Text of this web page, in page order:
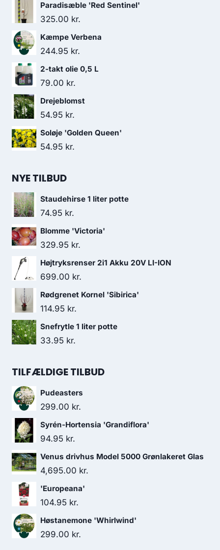
Paradisæble 'Red Sentinel'
325.00 kr.
Kæmpe Verbena
244.95 kr.
2-takt olie 0,5 L
79.00 kr.
Drejeblomst
54.95 kr.
Soløje 'Golden Queen'
54.95 kr.
NYE TILBUD
Staudehirse 1 liter potte
74.95 kr.
Blomme 'Victoria'
329.95 kr.
Højtryksrenser 2i1 Akku 20V LI-ION
699.00 kr.
Rødgrenet Kornel 'Sibirica'
114.95 kr.
Snefrytle 1 liter potte
33.95 kr.
TILFÆLDIGE TILBUD
Pudeasters
299.00 kr.
Syrén-Hortensia 'Grandiflora'
94.95 kr.
Venus drivhus Model 5000 Grønlakeret Glas
4,695.00 kr.
'Europeana'
104.95 kr.
Høstanemone 'Whirlwind'
299.00 kr.